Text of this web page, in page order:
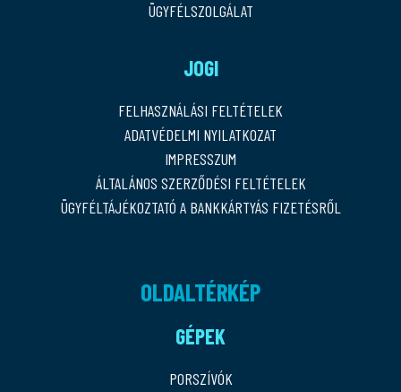
ÜGYFÉLSZOLGÁLAT
JOGI
FELHASZNÁLÁSI FELTÉTELEK
ADATVÉDELMI NYILATKOZAT
IMPRESSZUM
ÁLTALÁNOS SZERZŐDÉSI FELTÉTELEK
ÜGYFÉLTÁJÉKOZTATÓ A BANKKÁRTYÁS FIZETÉSRŐL
OLDALTÉRKÉP
GÉPEK
PORSZÍVÓK